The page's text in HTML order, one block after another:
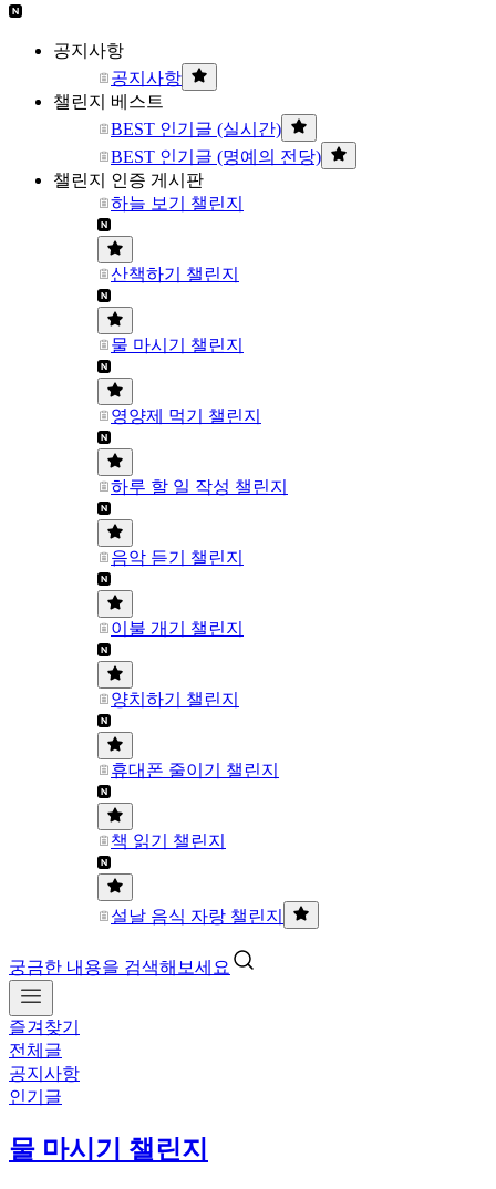
공지사항
공지사항
챌린지 베스트
BEST 인기글 (실시간)
BEST 인기글 (명예의 전당)
챌린지 인증 게시판
하늘 보기 챌린지
산책하기 챌린지
물 마시기 챌린지
영양제 먹기 챌린지
하루 할 일 작성 챌린지
음악 듣기 챌린지
이불 개기 챌린지
양치하기 챌린지
휴대폰 줄이기 챌린지
책 읽기 챌린지
설날 음식 자랑 챌린지
궁금한 내용을 검색해보세요
즐겨찾기
전체글
공지사항
인기글
물 마시기 챌린지